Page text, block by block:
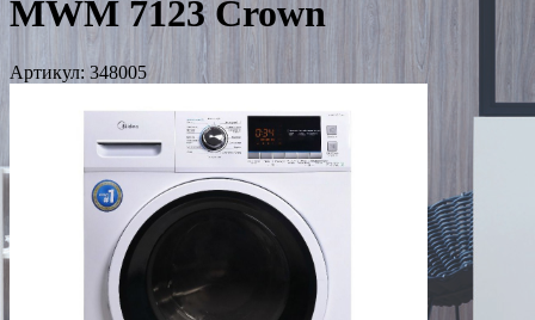
MWM 7123 Crown
Артикул: 348005